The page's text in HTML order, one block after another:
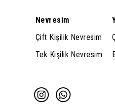
Nevresim
Çift Kişilik Nevresim
Tek Kişilik Nevresim